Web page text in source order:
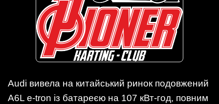
Audi вивела на китайський ринок подовжений
A6L e-tron із батареєю на 107 кВт-год, повним